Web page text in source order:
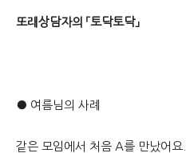
또래상담자의 「토닥토닥」
● 여름님의 사례
같은 모임에서 처음 A를 만났어